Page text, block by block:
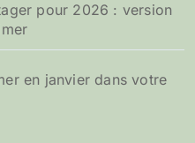
pour 2026 : version
en janvier dans votre